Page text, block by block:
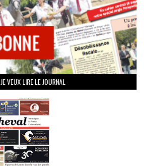
JE VEUX LIRE LE JOURNAL